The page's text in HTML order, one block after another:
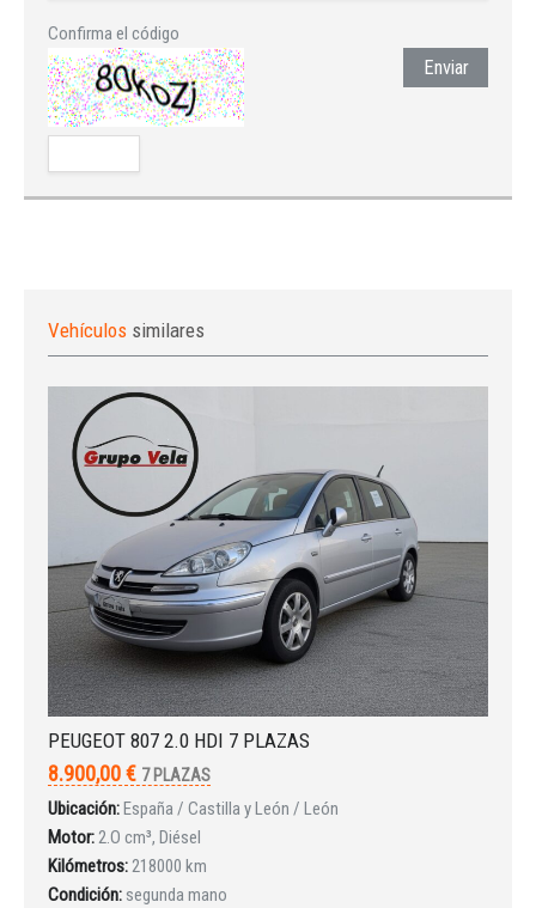
Iniciar sesión
Confirma el código
Enviar
Vehículos similares
PEUGEOT 807 2.0 HDI 7 PLAZAS
8.900,00 € 7 PLAZAS
Ubicación: España / Castilla y León / León
Motor:2.O cm³, Diésel
Kilómetros:218000 km
Condición: segunda mano